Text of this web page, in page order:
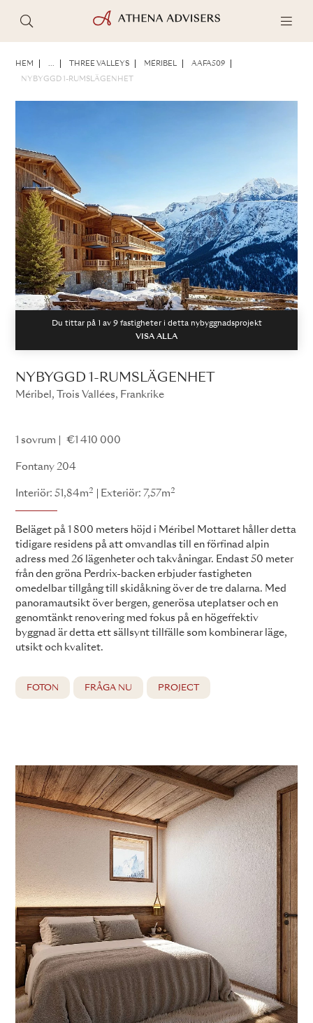
HEM ... THREE VALLEYS MÉRIBEL AAFA509
NYBYGGD 1-RUMSLÄGENHET
Du tittar på 1 av 9fastigheter i detta nybyggnadsprojekt
VISA ALLA
NYBYGGD 1-RUMSLÄGENHET
Méribel, Trois Vallées, Frankrike
1 sovrum €1 410 000
Fontany 204
Interiör: 51,84m2 Exteriör: 7,57m2
Beläget på 1 800 meters höjd i Méribel Mottaret håller detta
tidigare residens på att omvandlas till en förfinad alpin
adress med 26 lägenheter och takvåningar. Endast 50 meter
från den gröna Perdrix-backen erbjuder fastigheten
omedelbar tillgång till skidåkning över de tre dalarna. Med
panoramautsikt över bergen, generösa uteplatser och en
genomtänkt renovering med fokus på en högeffektiv
byggnad är detta ett sällsynt tillfälle som kombinerar läge,
utsikt och kvalitet.
FOTON FRÅGA NU PROJECT